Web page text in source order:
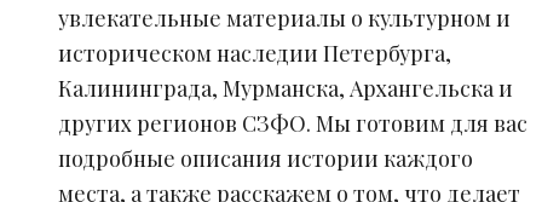
увлекательные материалы о культурном и
историческом наследии Петербурга,
Калининграда, Мурманска, Архангельска и
других регионов СЗФО. Мы готовим для вас
подробные описания истории каждого
места, а также расскажем о том, что делает